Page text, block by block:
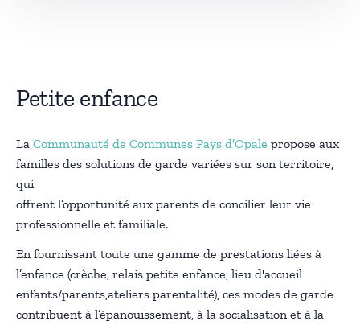
Petite enfance
La Communauté de Communes Pays d’Opale propose aux
familles des solutions de garde variées sur son territoire,
qui
offrent l’opportunité aux parents de concilier leur vie
professionnelle et familiale.
En fournissant toute une gamme de prestations liées à
l’enfance (crèche, relais petite enfance, lieu d'accueil
enfants/parents,ateliers parentalité), ces modes de garde
contribuent à l’épanouissement, à la socialisation et à la